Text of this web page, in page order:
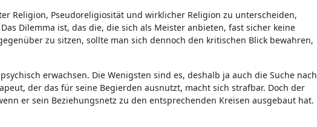
Religion, Pseudoreligiosität und wirklicher Religion zu unterscheiden,
Dilemma ist, das die, die sich als Meister anbieten, fast sicher keine
zu sitzen, sollte man sich dennoch den kritischen Blick bewahren,
erwachsen. Die Wenigsten sind es, deshalb ja auch die Suche nach
der das für seine Begierden ausnutzt, macht sich strafbar. Doch der
er sein Beziehungsnetz zu den entsprechenden Kreisen ausgebaut hat.